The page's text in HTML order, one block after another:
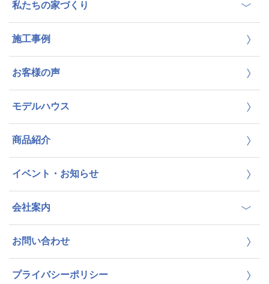
私たちの家づくり
施工事例
お客様の声
モデルハウス
商品紹介
イベント・お知らせ
会社案内
お問い合わせ
プライバシーポリシー